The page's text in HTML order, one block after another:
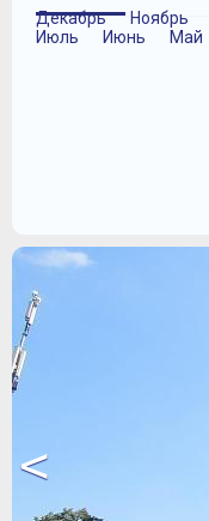
Декабрь
Ноябрь
Июль
Июнь Май
<